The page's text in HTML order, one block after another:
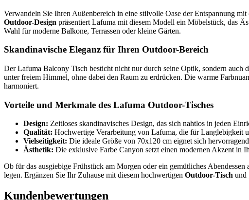
Verwandeln Sie Ihren Außenbereich in eine stilvolle Oase der Entspannung mit
Outdoor-Design präsentiert Lafuma mit diesem Modell ein Möbelstück, das
Wahl für moderne Balkone, Terrassen oder kleine Gärten.
Skandinavische Eleganz für Ihren Outdoor-Bereich
Der Lafuma Balcony Tisch besticht nicht nur durch seine Optik, sondern
unter freiem Himmel, ohne dabei den Raum zu erdrücken. Die warme
harmoniert.
Vorteile und Merkmale des Lafuma Outdoor-Tisches
Design: Zeitloses skandinavisches Design, das sich nahtlos in jeden
Qualität: Hochwertige Verarbeitung von Lafuma, die für Langlebigkeit
Vielseitigkeit: Die ideale Größe von 70x120 cm eignet sich
Ästhetik: Die exklusive Farbe Canyon setzt einen modernen Akzent in
Ob für das ausgiebige Frühstück am Morgen oder ein gemütliches
legen. Ergänzen Sie Ihr Zuhause mit diesem hochwertigen Outdoor-Tisch und
Kundenbewertungen